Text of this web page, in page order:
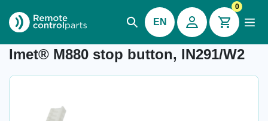
EN
0
Item number: 04.978.1.1
Imet® M880 stop button, IN291/W2